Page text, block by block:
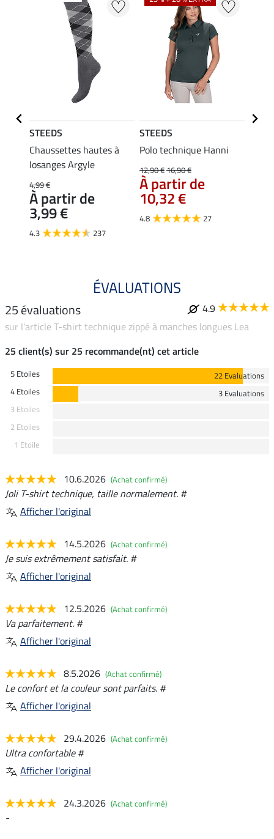
STEEDS
Chaussettes hautes à
losanges Argyle
4,99 €
À partir de
3,99 €
4.3 237
STEEDS
Polo technique Hanni
12,90 €16,90 €
À partir de
10,32 €
4.8 27
ÉVALUATIONS
25 évaluations
4.9
sur l'article T-shirt technique zippé à manches longues Lea
25 client(s) sur 25 recommande(nt) cet article
5 Etoiles
22 Evaluations
4 Etoiles
3 Evaluations
3 Etoiles
2 Etoiles
1 Etoile
10.6.2026 (Achat confirmé)
Joli T-shirt technique, taille normalement. #
Afficher l'original
14.5.2026 (Achat confirmé)
Je suis extrêmement satisfait. #
Afficher l'original
12.5.2026 (Achat confirmé)
Va parfaitement. #
Afficher l'original
8.5.2026 (Achat confirmé)
Le confort et la couleur sont parfaits. #
Afficher l'original
29.4.2026 (Achat confirmé)
Ultra confortable #
Afficher l'original
24.3.2026 (Achat confirmé)
-